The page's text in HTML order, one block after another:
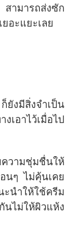
ามารถส่งซัก
อะแยะเลย
ยังมีสิ่งจำเป็น
อาไว้เมื่อไป
ความชุ่มชื่นให้
นๆ ไม่คุ้นเคย
นำให้ใช้ครีม
ไม่ให้ผิวแห้ง